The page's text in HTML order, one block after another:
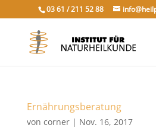
03 61 / 211 52 88
Ernährungsberatung
von corner| Nov. 16, 2017